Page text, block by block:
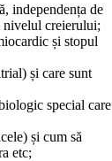
independența de
nivelul creierului;
și stopul
și care sunt
special care
și cum să
etc;